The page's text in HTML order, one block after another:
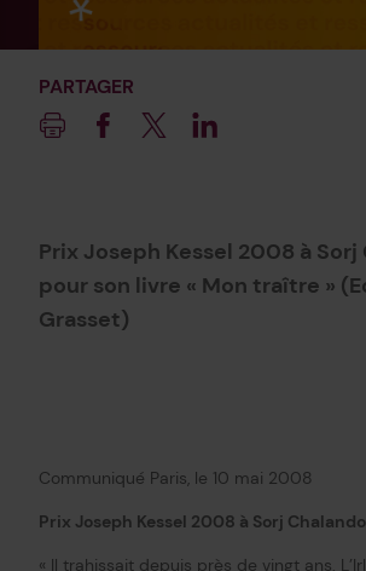
PARTAGER
Prix Joseph Kessel 2008 à Sorj
pour son livre « Mon traître »
Grasset)
Communiqué Paris, le 10 mai 2008
Prix Joseph Kessel 2008 à Sorj
« Il trahissait depuis près de vingt ans.